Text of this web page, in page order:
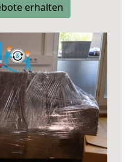
erhalten